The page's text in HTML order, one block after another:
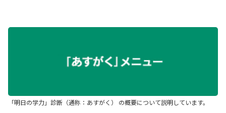
「明日の学力」診断（通称：あすがく） の概要について説明しています。